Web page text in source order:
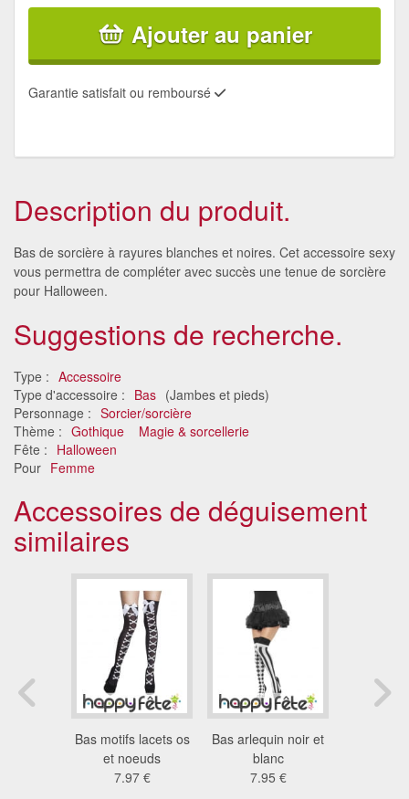
Ajouter au panier
Garantie satisfait ou remboursé
Description du produit.
Bas de sorcière à rayures blanches et noires. Cet accessoire sexy
vous permettra de compléter avec succès une tenue de sorcière
pour Halloween.
Suggestions de recherche.
Type : Accessoire
Type d'accessoire : Bas (Jambes et pieds)
Personnage : Sorcier/sorcière
Thème : Gothique
Magie & sorcellerie
Fête : Halloween
Pour Femme
Accessoires de déguisement
similaires
Bas motifs lacets os
et noeuds
7.97 €
Bas arlequin noir et
blanc
7.95 €